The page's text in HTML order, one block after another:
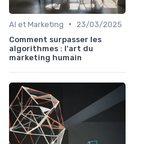
AI et Marketing •
23/03/2025
Comment surpasser les
algorithmes : l'art du
marketing humain